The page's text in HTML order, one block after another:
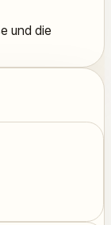
und die